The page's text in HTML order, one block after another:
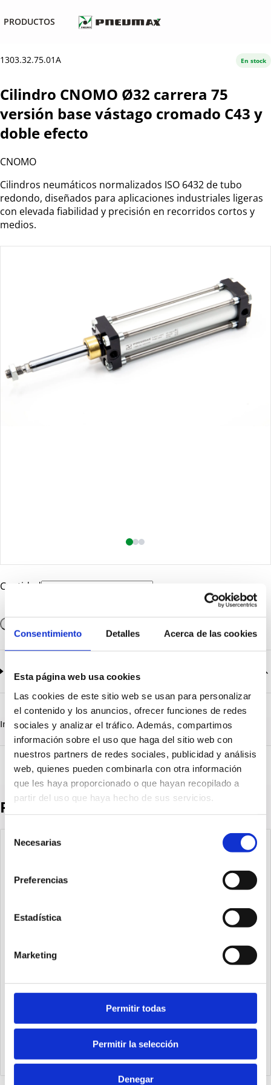
Consentimiento Detalles Acerca de las cookies
Esta página web usa cookies
Las cookies de este sitio web se usan para personalizar
el contenido y los anuncios, ofrecer funciones de redes
sociales y analizar el tráfico. Además, compartimos
información sobre el uso que haga del sitio web con
nuestros partners de redes sociales, publicidad y análisis
web, quienes pueden combinarla con otra información
que les haya proporcionado o que hayan recopilado a
partir del uso que haya hecho de sus servicios.
Necesarias
Preferencias
Estadística
Marketing
Permitir todas
Permitir la selección
Denegar
PRODUCTOS
1303.32.75.01A
Cilindro CNOMO Ø32 carrera 75
versión base vástago cromado C43 y
doble efecto
CNOMO
Cilindros neumáticos normalizados ISO 6432 de tubo
redondo, diseñados para aplicaciones industriales ligeras
con elevada fiabilidad y precisión en recorridos cortos y
medios.
En stock
Cantidad
Documentación
CatalogoGeneral-EN.pdf
Descargar
Serie_1303-1308.pdf
Descargar
Información destacada Detalles técnicosVista 3D
Productos destacados
1540.25.20.03.1
Cilindro Ecompact Ø25 carrera 20 versión vástago pasante
de acero inoxidable con rosca hembra, magnético y doble